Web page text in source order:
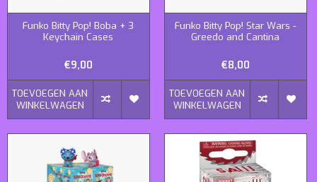
Funko Bitty Pop! Boba + 3
Keychain Cases
€9,00
TOEVOEGEN AAN
WINKELWAGEN
Funko Bitty Pop! Star Wars -
Greedo and Cantina
€8,00
TOEVOEGEN AAN
WINKELWAGEN